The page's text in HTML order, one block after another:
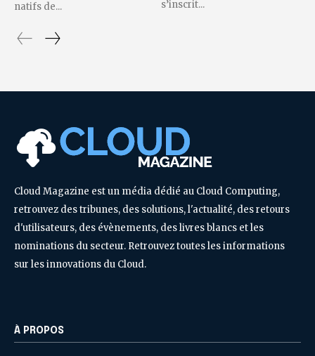
natifs de...
s’inscrit...
Cloud Magazine est un média dédié au Cloud Computing,
retrouvez des tribunes, des solutions, l'actualité, des retours
d'utilisateurs, des évènements, des livres blancs et les
nominations du secteur. Retrouvez toutes les informations
sur les innovations du Cloud.
À PROPOS